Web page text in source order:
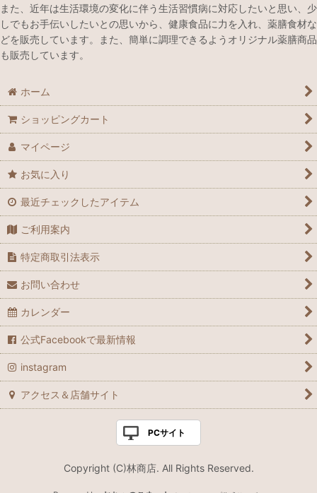
台湾グルメキット（おうちで簡単に台湾料理ができます。）
ヌガー（台湾名物）
お茶&ハーブ
オリジナルマサラチャイ
中華食材
タイ食材
ベトナム食材
台湾・香港雑貨
黒タピオカ
パイナップルケーキ
冬のオススメ薬膳食材
心を癒したい時のおすすめ薬膳食材
ぐっすり寝たいときのおすすめ薬膳食材
美容におすすめ薬膳食材
理想のメリハリボディーをサポートするおすすめ薬膳食材
スマホ・パソコンをよく使う方におすすめ薬膳食材
体を温めたい時におすすめ薬膳食材
鉄分が気になる時におすすめ薬膳食材
乾燥の時期のおすすめ薬膳食材
若々しさをサポートするおすすめ薬膳食材
また、近年は生活環境の変化に伴う生活習慣病に対応したいと思い、少
しでもお手伝いしたいとの思いから、健康食品に力を入れ、薬膳食材な
どを販売しています。また、簡単に調理できるようオリジナル薬膳商品
も販売しています。
ホーム
ショッピングカート
マイページ
お気に入り
最近チェックしたアイテム
ご利用案内
特定商取引法表示
お問い合わせ
カレンダー
公式Facebookで最新情報
instagram
アクセス＆店舗サイト
PCサイト
Copyright (C)林商店. All Rights Reserved.